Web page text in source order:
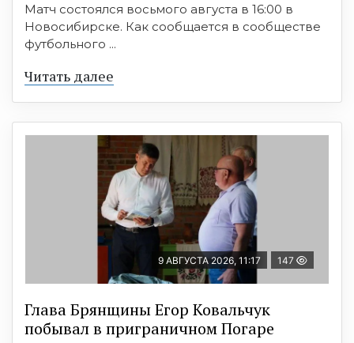
Матч состоялся восьмого августа в 16:00 в
Новосибирске. Как сообщается в сообществе
футбольного ...
Читать далее
9 АВГУСТА 2026, 11:17 147
Глава Брянщины Егор Ковальчук
побывал в приграничном Погаре